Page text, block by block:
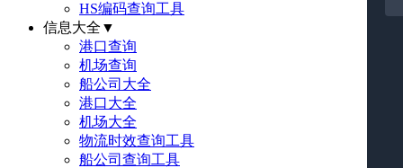
HS编码查询工具
信息大全 ▼
港口查询
机场查询
船公司大全
港口大全
机场大全
物流时效查询工具
船公司查询工具